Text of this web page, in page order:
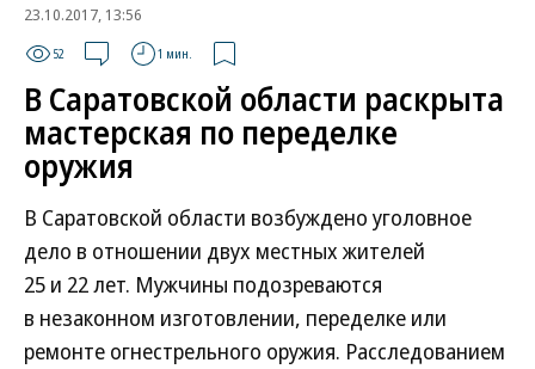
23.10.2017, 13:56
52 1 мин.
В Саратовской области раскрыта
мастерская по переделке
оружия
В Саратовской области возбуждено уголовное
дело в отношении двух местных жителей
25 и 22 лет. Мужчины подозреваются
в незаконном изготовлении, переделке или
ремонте огнестрельного оружия. Расследованием